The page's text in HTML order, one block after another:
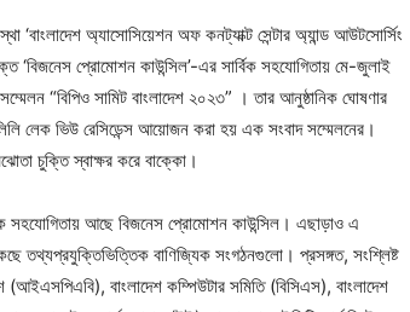
‘বাংলাদেশ অ্যাসোসিয়েশন অফ কনট্যাক্ট সেন্টার অ্যান্ড আউটসোর্সিং
‘বিজনেস প্রোমোশন কাউন্সিল’-এর সার্বিক সহযোগিতায় মে-জুলাই
সম্মেলন “বিপিও সামিট বাংলাদেশ ২০২৩” । তার আনুষ্ঠানিক ঘোষণার
লেক ভিউ রেসিডেন্স আয়োজন করা হয় এক সংবাদ সম্মেলনের।
চুক্তি স্বাক্ষর করে বাক্কো।
সহযোগিতায় আছে বিজনেস প্রোমোশন কাউন্সিল। এছাড়াও এ
তথ্যপ্রযুক্তিভিত্তিক বাণিজ্যিক সংগঠনগুলো। প্রসঙ্গত, সংশ্লিষ্ট
বাংলাদেশ কম্পিউটার সমিতি (বিসিএস), বাংলাদেশ